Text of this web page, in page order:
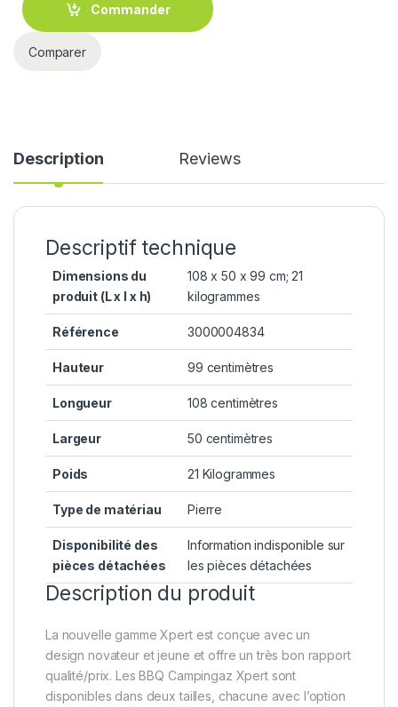
Commander
Comparer
Description Reviews
Descriptif technique
Dimensions du
produit (L x l x h)
‎108 x 50 x 99 cm; 21
kilogrammes
Référence ‎3000004834
Hauteur ‎99 centimètres
Longueur ‎108 centimètres
Largeur ‎50 centimètres
Poids ‎21 Kilogrammes
Type de matériau ‎Pierre
Disponibilité des
pièces détachées
‎Information indisponible sur
les pièces détachées
Description du produit
La nouvelle gamme Xpert est conçue avec un
design novateur et jeune et offre un très bon rapport
qualité/prix. Les BBQ Campingaz Xpert sont
disponibles dans deux tailles, chacune avec l’option